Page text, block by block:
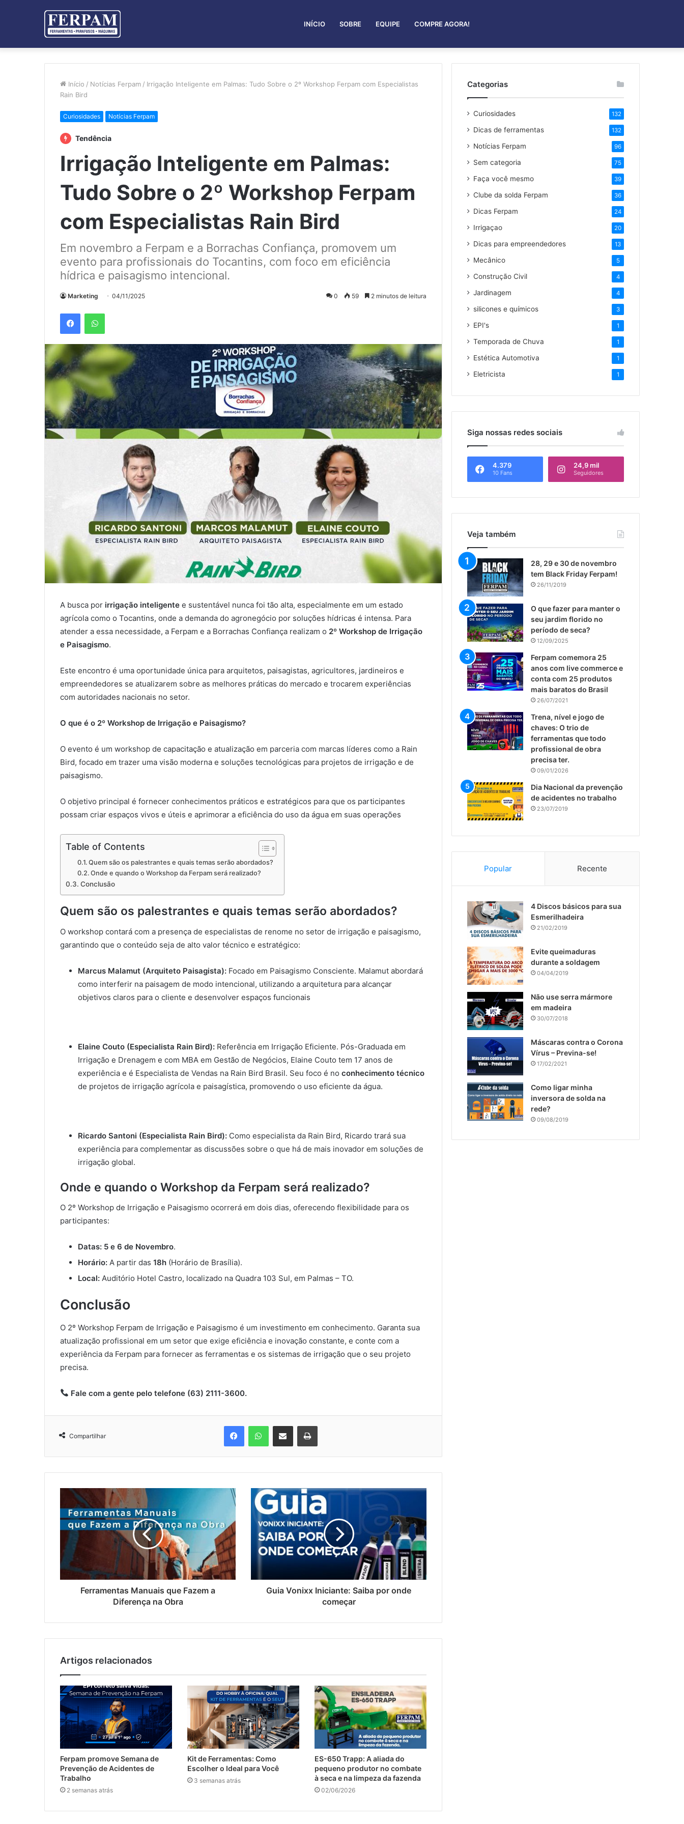
INÍCIO SOBRE EQUIPE COMPRE AGORA!
Início / Notícias Ferpam / Irrigação Inteligente em Palmas: Tudo Sobre o 2º Workshop Ferpam com Especialistas
Rain Bird
Curiosidades Notícias Ferpam
Tendência
Irrigação Inteligente em Palmas:
Tudo Sobre o 2º Workshop Ferpam
com Especialistas Rain Bird
Em novembro a Ferpam e a Borrachas Confiança, promovem um
evento para profissionais do Tocantins, com foco em eficiência
hídrica e paisagismo intencional.
Marketing 04/11/2025 0 59 2 minutos de leitura
A busca por irrigação inteligente e sustentável nunca foi tão alta, especialmente em um estado
agrícola como o Tocantins, onde a demanda do agronegócio por soluções hídricas é intensa. Para
atender a essa necessidade, a Ferpam e a Borrachas Confiança realizam o 2º Workshop de Irrigação
e Paisagismo.
Este encontro é uma oportunidade única para arquitetos, paisagistas, agricultores, jardineiros e
empreendedores se atualizarem sobre as melhores práticas do mercado e trocarem experiências
com autoridades nacionais no setor.
O que é o 2º Workshop de Irrigação e Paisagismo?
O evento é um workshop de capacitação e atualização em parceria com marcas líderes como a Rain
Bird, focado em trazer uma visão moderna e soluções tecnológicas para projetos de irrigação e de
paisagismo.
O objetivo principal é fornecer conhecimentos práticos e estratégicos para que os participantes
possam criar espaços vivos e úteis e aprimorar a eficiência do uso da água em suas operações
Table of Contents
Quem são os palestrantes e quais temas serão abordados?
Onde e quando o Workshop da Ferpam será realizado?
Conclusão
Quem são os palestrantes e quais temas serão abordados?
O workshop contará com a presença de especialistas de renome no setor de irrigação e paisagismo,
garantindo que o conteúdo seja de alto valor técnico e estratégico:
Marcus Malamut (Arquiteto Paisagista): Focado em Paisagismo Consciente. Malamut abordará
como interferir na paisagem de modo intencional, utilizando a arquitetura para alcançar
objetivos claros para o cliente e desenvolver espaços funcionais
Elaine Couto (Especialista Rain Bird): Referência em Irrigação Eficiente. Pós-Graduada em
Irrigação e Drenagem e com MBA em Gestão de Negócios, Elaine Couto tem 17 anos de
experiência e é Especialista de Vendas na Rain Bird Brasil. Seu foco é no conhecimento técnico
de projetos de irrigação agrícola e paisagística, promovendo o uso eficiente da água.
Ricardo Santoni (Especialista Rain Bird): Como especialista da Rain Bird, Ricardo trará sua
experiência para complementar as discussões sobre o que há de mais inovador em soluções de
irrigação global.
Onde e quando o Workshop da Ferpam será realizado?
O 2º Workshop de Irrigação e Paisagismo ocorrerá em dois dias, oferecendo flexibilidade para os
participantes:
Datas: 5 e 6 de Novembro.
Horário: A partir das 18h (Horário de Brasília).
Local: Auditório Hotel Castro, localizado na Quadra 103 Sul, em Palmas – TO.
Conclusão
O 2º Workshop Ferpam de Irrigação e Paisagismo é um investimento em conhecimento. Garanta sua
atualização profissional em um setor que exige eficiência e inovação constante, e conte com a
experiência da Ferpam para fornecer as ferramentas e os sistemas de irrigação que o seu projeto
precisa.
Fale com a gente pelo telefone (63) 2111-3600.
Compartilhar
Facebook WhatsApp Compartilhar via e-mail Imprimir
Ferramentas Manuais que Fazem a
Diferença na Obra
Guia Vonixx Iniciante: Saiba por onde
começar
Artigos relacionados
Ferpam promove Semana de
Prevenção de Acidentes de
Trabalho
2 semanas atrás
Kit de Ferramentas: Como
Escolher o Ideal para Você
3 semanas atrás
ES-650 Trapp: A aliada do
pequeno produtor no combate
à seca e na limpeza da fazenda
02/06/2026
Categorias
Curiosidades 132
Dicas de ferramentas 132
Notícias Ferpam 96
Sem categoria 75
Faça você mesmo 39
Clube da solda Ferpam 36
Dicas Ferpam 24
Irrigaçao 20
Dicas para empreendedores 13
Mecânico 5
Construção Civil 4
Jardinagem 4
silicones e químicos 3
EPI's 1
Temporada de Chuva 1
Estética Automotiva 1
Eletricista 1
Siga nossas redes sociais
4.379
10 Fans
24,9 mil
Seguidores
Veja também
​28, 29 e 30 de novembro
tem Black Friday Ferpam!
26/11/2019
O que fazer para manter o
seu jardim florido no
período de seca?
12/09/2025
Ferpam comemora 25
anos com live commerce e
conta com 25 produtos
mais baratos do Brasil
26/07/2021
Trena, nível e jogo de
chaves: O trio de
ferramentas que todo
profissional de obra
precisa ter.
09/01/2026
Dia Nacional da prevenção
de acidentes no trabalho
23/07/2019
Popular Recente
​4 Discos básicos para sua
Esmerilhadeira
21/02/2019
Evite queimaduras
durante a soldagem
04/04/2019
Não use serra mármore
em madeira
30/07/2018
​Máscaras contra o Corona
Vírus – Previna-se!
17/02/2021
Como ligar minha
inversora de solda na
rede?
09/08/2019